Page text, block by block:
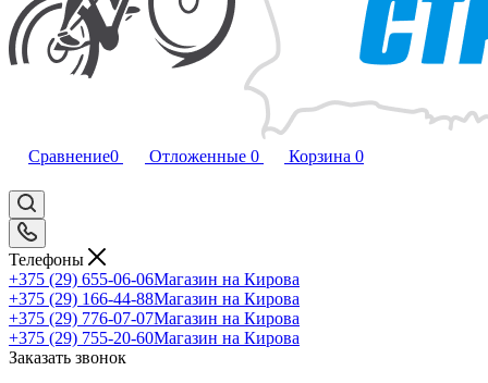
Сравнение0 Отложенные 0 Корзина 0
Телефоны
+375 (29) 655-06-06Магазин на Кирова
+375 (29) 166-44-88Магазин на Кирова
+375 (29) 776-07-07Магазин на Кирова
+375 (29) 755-20-60Магазин на Кирова
Заказать звонок